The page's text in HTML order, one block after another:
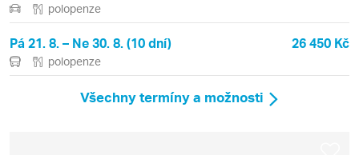
polopenze
Pá 21. 8. – Ne 30. 8. (10 dní) 26 450 Kč
polopenze
Všechny termíny a možnosti